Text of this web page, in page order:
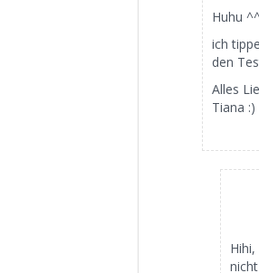
Huhu
ich
den
Alles
Tiana :)